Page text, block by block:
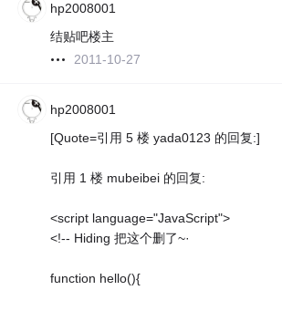
hp2008001
结贴吧楼主
2011-10-27
hp2008001
[Quote=引用 5 楼 yada0123 的回复:]
引用 1 楼 mubeibei 的回复:
<script language="JavaScript">
<!-- Hiding 把这个删了~·
function hello(){